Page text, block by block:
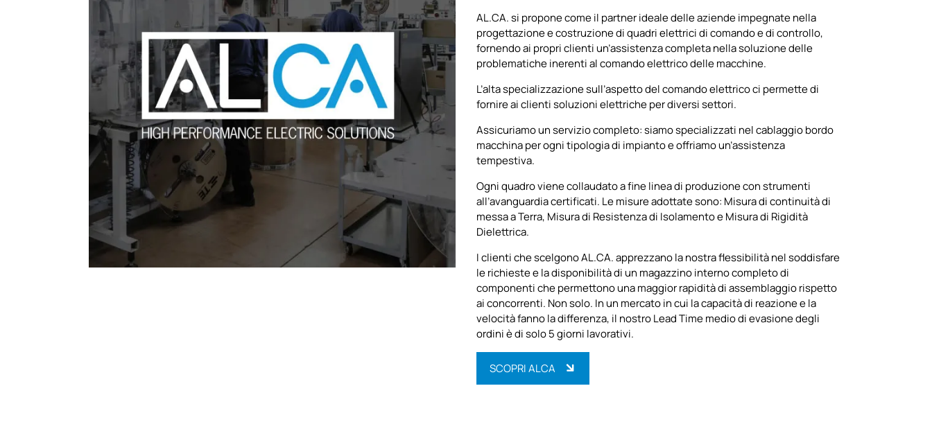
AL.CA. si propone come il partner ideale delle aziende impegnate nella
progettazione e costruzione di quadri elettrici di comando e di controllo,
fornendo ai propri clienti un’assistenza completa nella soluzione delle
problematiche inerenti al comando elettrico delle macchine.
L’alta specializzazione sull’aspetto del comando elettrico ci permette di
fornire ai clienti soluzioni elettriche per diversi settori.
Assicuriamo un servizio completo: siamo specializzati nel cablaggio bordo
macchina per ogni tipologia di impianto e offriamo un’assistenza
tempestiva.
Ogni quadro viene collaudato a fine linea di produzione con strumenti
all’avanguardia certificati. Le misure adottate sono: Misura di continuità di
messa a Terra, Misura di Resistenza di Isolamento e Misura di Rigidità
Dielettrica.
I clienti che scelgono AL.CA. apprezzano la nostra flessibilità nel soddisfare
le richieste e la disponibilità di un magazzino interno completo di
componenti che permettono una maggior rapidità di assemblaggio rispetto
ai concorrenti. Non solo. In un mercato in cui la capacità di reazione e la
velocità fanno la differenza, il nostro Lead Time medio di evasione degli
ordini è di solo 5 giorni lavorativi.
SCOPRI ALCA